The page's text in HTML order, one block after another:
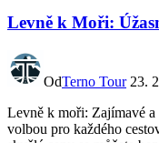
Levně k Moři:
OdTerno Tour 23.
Levně k moři: Zajímavé a
volbou pro každého